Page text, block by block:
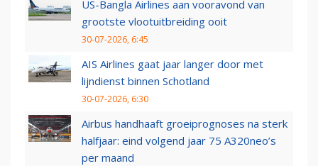
US-Bangla Airlines aan vooravond van
grootste vlootuitbreiding ooit
30-07-2026, 6:45
AIS Airlines gaat jaar langer door met
lijndienst binnen Schotland
30-07-2026, 6:30
Airbus handhaaft groeiprognoses na sterk
halfjaar: eind volgend jaar 75 A320neo’s
per maand